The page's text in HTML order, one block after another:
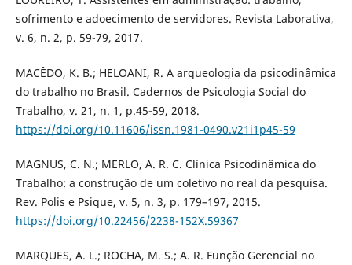
sofrimento e adoecimento de servidores. Revista Laborativa,
v. 6, n. 2, p. 59-79, 2017.
MACÊDO, K. B.; HELOANI, R. A arqueologia da psicodinâmica
do trabalho no Brasil. Cadernos de Psicologia Social do
Trabalho, v. 21, n. 1, p.45-59, 2018.
https://doi.org/10.11606/issn.1981-0490.v21i1p45-59
MAGNUS, C. N.; MERLO, A. R. C. Clínica Psicodinâmica do
Trabalho: a construção de um coletivo no real da pesquisa.
Rev. Polis e Psique, v. 5, n. 3, p. 179–197, 2015.
https://doi.org/10.22456/2238-152X.59367
MARQUES, A. L.; ROCHA, M. S.; A. R. Função Gerencial no